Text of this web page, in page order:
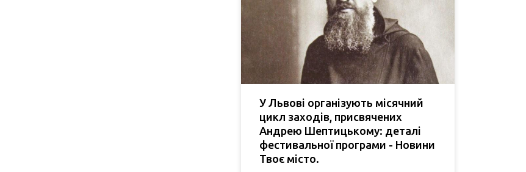
У Львові організують місячний
цикл заходів, присвячених
Андрею Шептицькому: деталі
фестивальної програми - Новини
Твоє місто.